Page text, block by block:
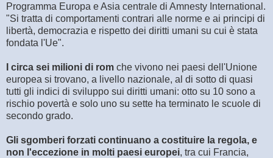
Programma Europa e Asia centrale di Amnesty International.
"Si tratta di comportamenti contrari alle norme e ai principi di
libertà, democrazia e rispetto dei diritti umani su cui è stata
fondata l'Ue".
I circa sei milioni di rom che vivono nei paesi dell'Unione
europea si trovano, a livello nazionale, al di sotto di quasi
tutti gli indici di sviluppo sui diritti umani: otto su 10 sono a
rischio povertà e solo uno su sette ha terminato le scuole di
secondo grado.
Gli sgomberi forzati continuano a costituire la regola, e
non l'eccezione in molti paesi europei, tra cui Francia,